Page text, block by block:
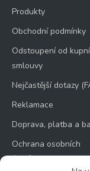
Produkty
Obchodní podmínky
Odstoupení od kupní
smlouvy
Nejčastější dotazy
Reklamace
Doprava, platba a
Ochrana osobních
údajů